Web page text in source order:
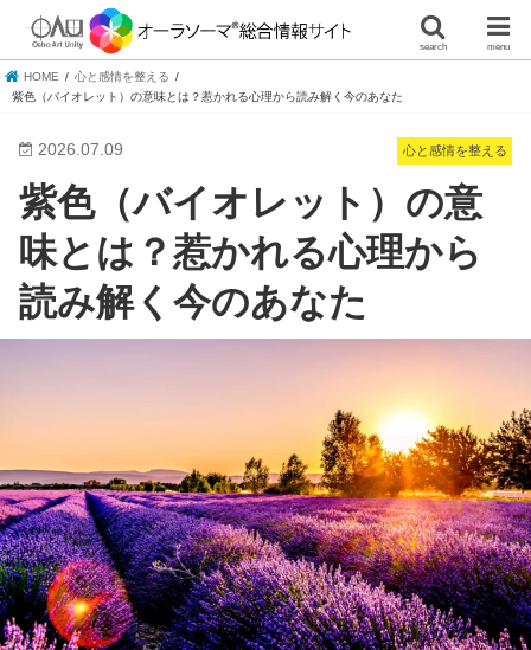
search menu
HOME
心と感情を整える
紫色（バイオレット）の意味とは？惹かれる心理から読み解く今のあなた
心と感情を整える
2026.07.09
紫色（バイオレット）の意
味とは？惹かれる心理から
読み解く今のあなた